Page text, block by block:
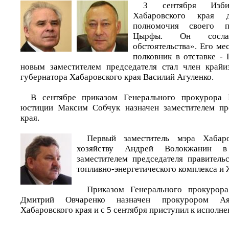
3 сентября
Хабаровского края
полномочия своего
Цырфы. Он
обстоятельства». Его
полковник в отставке
новым заместителем председателя стал член
губернатора Хабаровского края Василий Агуленко.
В сентябре приказом Генерального
юстиции Максим Собчук назначен заместителем
края.
Первый заместитель мэра
хозяйству Андрей Волокжанин в
заместителем председателя
топливно-энергетического комплекса
Приказом Генерального
Дмитрий Овчаренко назначен прокурором
Хабаровского края и с 5 сентября приступил к